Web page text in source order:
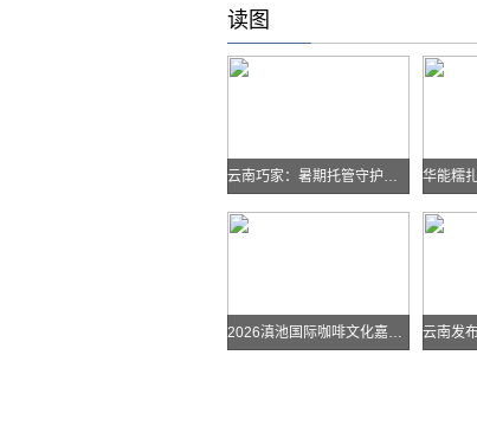
读图
云南巧家：暑期托管守护孩子快乐假期
2026滇池国际咖啡文化嘉年华怎么去？最全交通攻略戳进来→